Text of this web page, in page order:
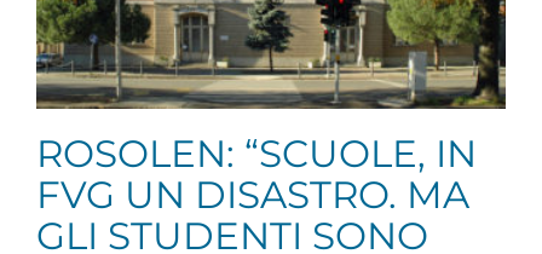
ROSOLEN: “SCUOLE, IN
FVG UN DISASTRO. MA
GLI STUDENTI SONO